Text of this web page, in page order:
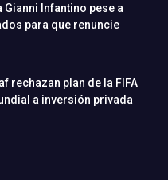
Gianni Infantino pese a
para que renuncie
rechazan plan de la FIFA
a inversión privada